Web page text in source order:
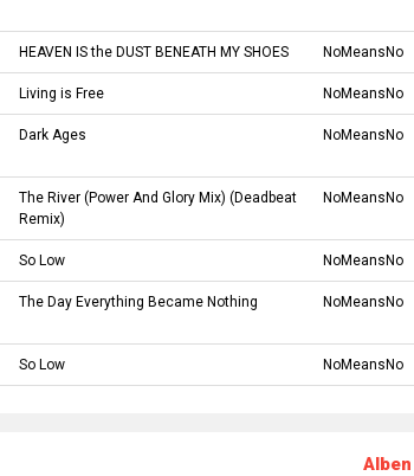
HEAVEN IS the DUST BENEATH MY SHOES NoMeansNo
Living is Free NoMeansNo
Dark Ages NoMeansNo
The River (Power And Glory Mix) (Deadbeat
Remix)
NoMeansNo
So Low NoMeansNo
The Day Everything Became Nothing NoMeansNo
So Low NoMeansNo
Alben